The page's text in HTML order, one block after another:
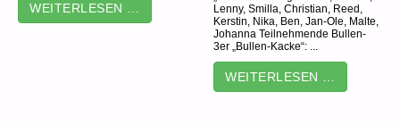
WEITERLESEN …
Lenny, Smilla, Christian, Reed,
Kerstin, Nika, Ben, Jan-Ole, Malte,
Johanna Teilnehmende Bullen-
3er „Bullen-Kacke“: ...
WEITERLESEN …